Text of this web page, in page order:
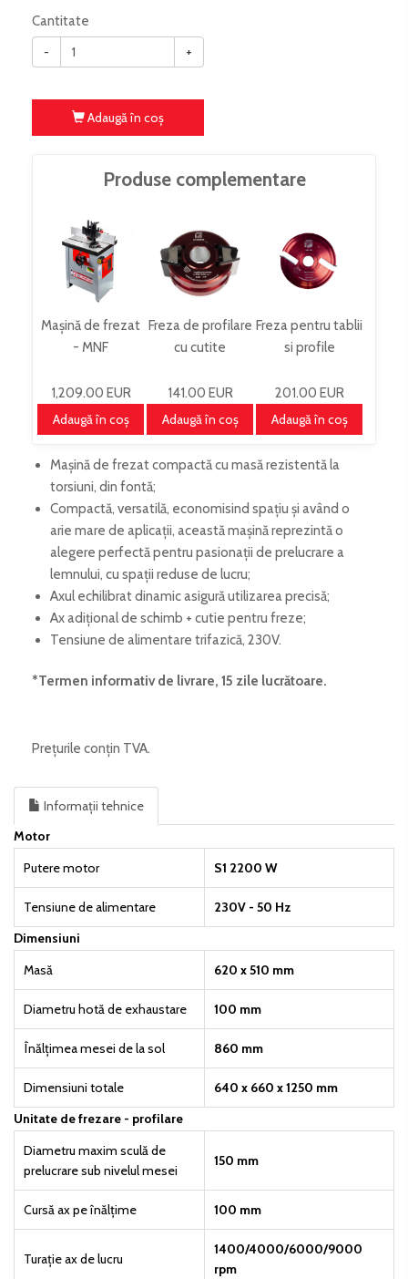
Cantitate
-
+
Adaugă în coş
Produse complementare
Mașină de frezat
- MNF
1,209.00 EUR
Adaugă în coş
Freza de profilare
cu cutite
UNISET40
141.00 EUR
Adaugă în coş
Freza pentru tablii
si profile
160x20x30 Z2
n4800-8000
APF160
201.00 EUR
Adaugă în coş
Mașină de frezat compactă cu masă rezistentă la
torsiuni, din fontă;
Compactă, versatilă, economisind spațiu și având o
arie mare de aplicații, această mașină reprezintă o
alegere perfectă pentru pasionații de prelucrare a
lemnului, cu spații reduse de lucru;
Axul echilibrat dinamic asigură utilizarea precisă;
Ax adițional de schimb + cutie pentru freze;
Tensiune de alimentare trifazică, 230V.
*Termen informativ de livrare, 15 zile lucrătoare.
Prețurile conțin TVA.
Informații tehnice
Motor
Putere motor
S1 2200 W
Tensiune de alimentare
230V - 50 Hz
Dimensiuni
Masă
620 x 510 mm
Diametru hotă de exhaustare 100 mm
Înălțimea mesei de la sol 860 mm
Dimensiuni totale
640 x 660 x 1250 mm
Unitate de frezare - profilare
Diametru maxim sculă de
prelucrare sub nivelul mesei
150 mm
Cursă ax pe înălțime 100 mm
Turație ax de lucru
1400/4000/6000/9000
rpm